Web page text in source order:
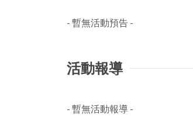
- 暫無活動預告 -
活動報導
- 暫無活動報導 -